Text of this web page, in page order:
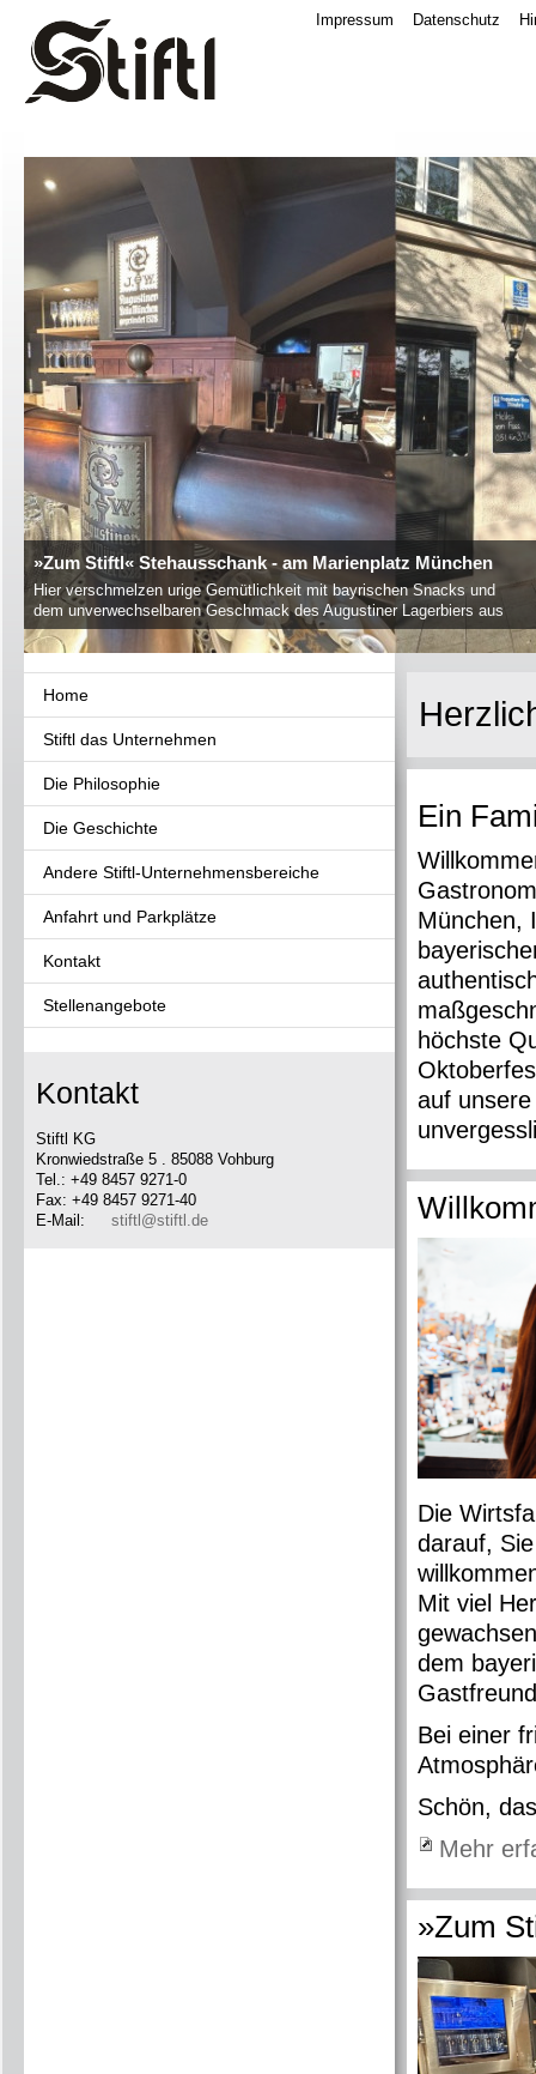
Impressum Datenschutz
»Zum Stiftl« Stehausschank - am Marienplatz München
Hier verschmelzen urige Gemütlichkeit mit bayrischen Snacks und
dem unverwechselbaren Geschmack des Augustiner Lagerbiers aus
dem Holzfass.
Home
Stiftl das Unternehmen
Die Philosophie
Die Geschichte
Andere Stiftl-Unternehmensbereiche
Anfahrt und Parkplätze
Kontakt
Stellenangebote
Kontakt
Stiftl KG
Kronwiedstraße 5 . 85088 Vohburg
Tel.: +49 8457 9271-0
Fax: +49 8457 9271-40
E-Mail:
stiftl@stiftl.de
Ein
München,
höchste
auf
Die
darauf,
Mit viel
dem
Bei einer
Schön,
Mehr
»Zum